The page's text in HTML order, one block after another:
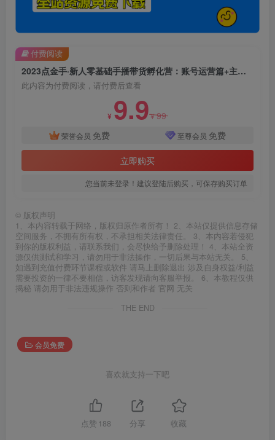
2023点金手·新人零基础手播带货孵化营：账号运营篇+主播话术篇+数据流量篇等
此内容为付费阅读，请付费后查看
¥ 9.9¥99
荣誉会员 免费 至尊会员 免费
立即购买
您当前未登录！建议登陆后购买，可保存购买订单
付费阅读
© 版权声明
1、本内容转载于网络，版权归原作者所有！ 2、本站仅提供信息存储
空间服务，不拥有所有权，不承担相关法律责任。 3、本内容若侵犯
到你的版权利益，请联系我们，会尽快给予删除处理！ 4、本站全资
源仅供测试和学习，请勿用于非法操作，一切后果与本站无关。 5、
如遇到充值付费环节课程或软件 请马上删除退出 涉及自身权益/利益
需要投资的一律不要相信，访客发现请向客服举报。 6、本教程仅供
揭秘 请勿用于非法违规操作 否则和作者 官网 无关
THE END
会员免费
喜欢就支持一下吧
点赞 188 分享 收藏